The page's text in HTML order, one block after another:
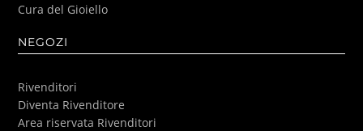
Cura del Gioiello
NEGOZI
Rivenditori
Diventa Rivenditore
Area riservata Rivenditori